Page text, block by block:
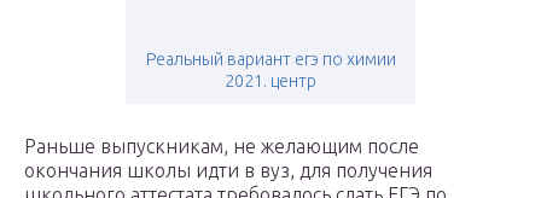
Реальный вариант егэ по химии
2021. центр
Раньше выпускникам, не желающим после
окончания школы идти в вуз, для получения